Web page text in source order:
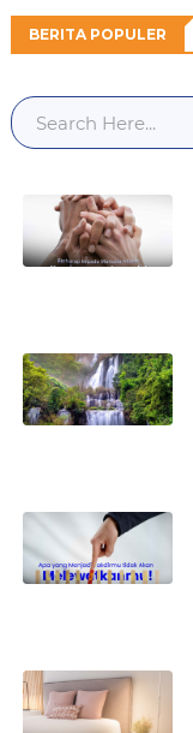
BERITA POPULER